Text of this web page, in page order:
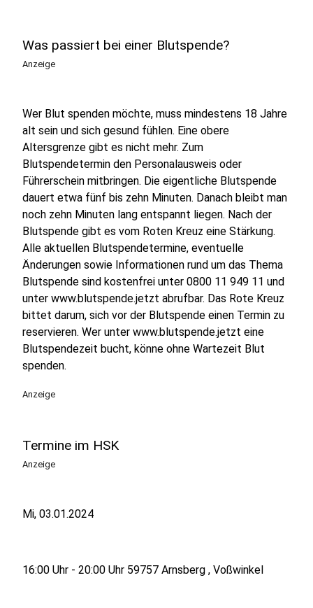
Was passiert bei einer Blutspende?
Anzeige
Wer Blut spenden möchte, muss mindestens 18 Jahre
alt sein und sich gesund fühlen. Eine obere
Altersgrenze gibt es nicht mehr. Zum
Blutspendetermin den Personalausweis oder
Führerschein mitbringen. Die eigentliche Blutspende
dauert etwa fünf bis zehn Minuten. Danach bleibt man
noch zehn Minuten lang entspannt liegen. Nach der
Blutspende gibt es vom Roten Kreuz eine Stärkung.
Alle aktuellen Blutspendetermine, eventuelle
Änderungen sowie Informationen rund um das Thema
Blutspende sind kostenfrei unter 0800 11 949 11 und
unter www.blutspende.jetzt abrufbar. Das Rote Kreuz
bittet darum, sich vor der Blutspende einen Termin zu
reservieren. Wer unter www.blutspende.jetzt eine
Blutspendezeit bucht, könne ohne Wartezeit Blut
spenden.
Anzeige
Termine im HSK
Anzeige
Mi, 03.01.2024
16:00 Uhr - 20:00 Uhr 59757 Arnsberg , Voßwinkel